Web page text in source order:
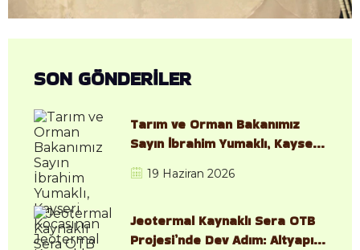
SON GÖNDERİLER
Tarım ve Orman Bakanımız
Sayın İbrahim Yumaklı, Kayseri
Sera OTB Sahamızı Ziyaret
19 Haziran 2026
Jeotermal Kaynaklı Sera OTB
Projesi’nde Dev Adım: Altyapı